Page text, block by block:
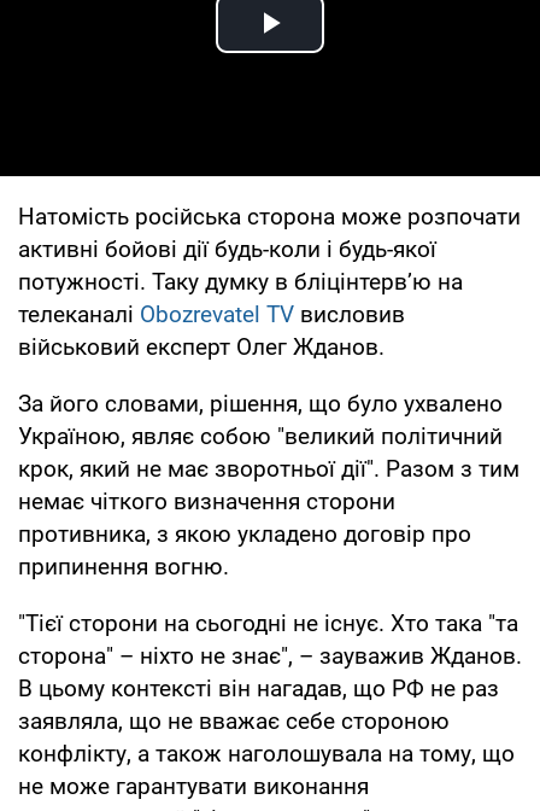
Play Video
Натомість російська сторона може розпочати
активні бойові дії будь-коли і будь-якої
потужності. Таку думку в бліцінтерв’ю на
телеканалі Obozrevatel TV висловив
військовий експерт Олег Жданов.
За його словами, рішення, що було ухвалено
Україною, являє собою "великий політичний
крок, який не має зворотньої дії". Разом з тим
немає чіткого визначення сторони
противника, з якою укладено договір про
припинення вогню.
"Тієї сторони на сьогодні не існує. Хто така "та
сторона" – ніхто не знає", – зауважив Жданов.
В цьому контексті він нагадав, що РФ не раз
заявляла, що не вважає себе стороною
конфлікту, а також наголошувала на тому, що
не може гарантувати виконання